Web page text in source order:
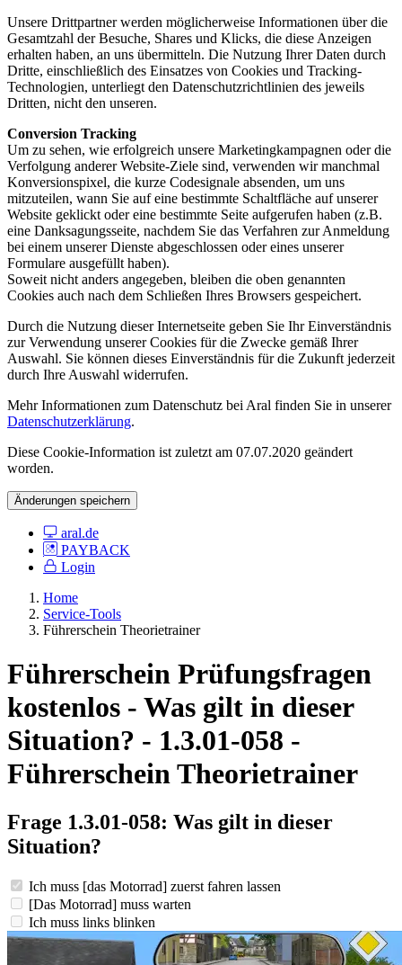
Unsere Drittpartner werden möglicherweise Informationen über die
Gesamtzahl der Besuche, Shares und Klicks, die diese Anzeigen
erhalten haben, an uns übermitteln. Die Nutzung Ihrer Daten durch
Dritte, einschließlich des Einsatzes von Cookies und Tracking-
Technologien, unterliegt den Datenschutzrichtlinien des jeweils
Dritten, nicht den unseren.
Conversion Tracking
Um zu sehen, wie erfolgreich unsere Marketingkampagnen oder die
Verfolgung anderer Website-Ziele sind, verwenden wir manchmal
Konversionspixel, die kurze Codesignale absenden, um uns
mitzuteilen, wann Sie auf eine bestimmte Schaltfläche auf unserer
Website geklickt oder eine bestimmte Seite aufgerufen haben (z.B.
eine Danksagungsseite, nachdem Sie das Verfahren zur Anmeldung
bei einem unserer Dienste abgeschlossen oder eines unserer
Formulare ausgefüllt haben).
Soweit nicht anders angegeben, bleiben die oben genannten
Cookies auch nach dem Schließen Ihres Browsers gespeichert.
Durch die Nutzung dieser Internetseite geben Sie Ihr Einverständnis
zur Verwendung unserer Cookies für die Zwecke gemäß Ihrer
Auswahl. Sie können dieses Einverständnis für die Zukunft jederzeit
durch Ihre Auswahl widerrufen.
Mehr Informationen zum Datenschutz bei Aral finden Sie in unserer
Datenschutzerklärung.
Diese Cookie-Information ist zuletzt am 07.07.2020 geändert
worden.
Änderungen speichern
aral.de
PAYBACK
Login
Home
Service-Tools
Führerschein Theorietrainer
Führerschein Prüfungsfragen
kostenlos - Was gilt in dieser
Situation? - 1.3.01-058 -
Führerschein Theorietrainer
Frage 1.3.01-058: Was gilt in dieser
Situation?
Ich muss [das Motorrad] zuerst fahren lassen
[Das Motorrad] muss warten
Ich muss links blinken